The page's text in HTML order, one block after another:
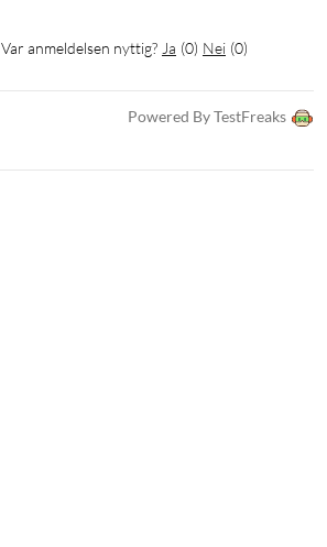
Var anmeldelsen nyttig? Ja (0) Nei (0)
Powered By TestFreaks